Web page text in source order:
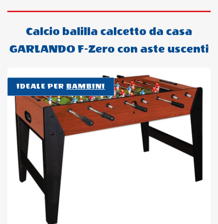
Calcio balilla calcetto da casa
GARLANDO F-Zero con aste uscenti
IDEALE PER BAMBINI